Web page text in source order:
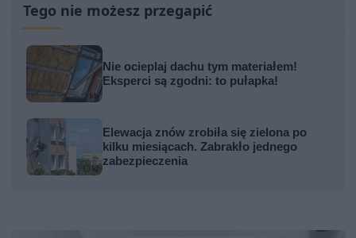
Tego nie możesz przegapić
Nie ocieplaj dachu tym materiałem!
Eksperci są zgodni: to pułapka!
Elewacja znów zrobiła się zielona po
kilku miesiącach. Zabrakło jednego
zabezpieczenia